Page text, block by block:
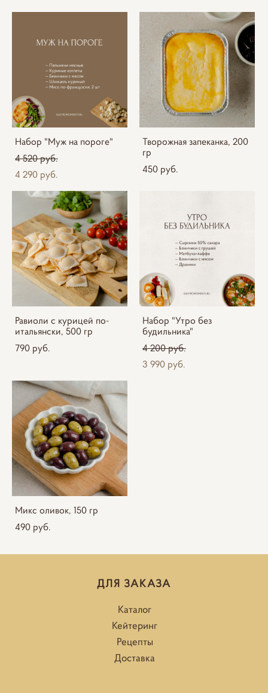
Набор "Муж на пороге"
4 520 pуб.
4 290 pуб.
Творожная запеканка, 200
гр
450 pуб.
Равиоли с курицей по-
итальянски, 500 гр
790 pуб.
Набор "Утро без
будильника"
4 200 pуб.
3 990 pуб.
Микс оливок, 150 гр
490 pуб.
ДЛЯ ЗАКАЗА
Каталог
Кейтеринг
Рецепты
Доставка